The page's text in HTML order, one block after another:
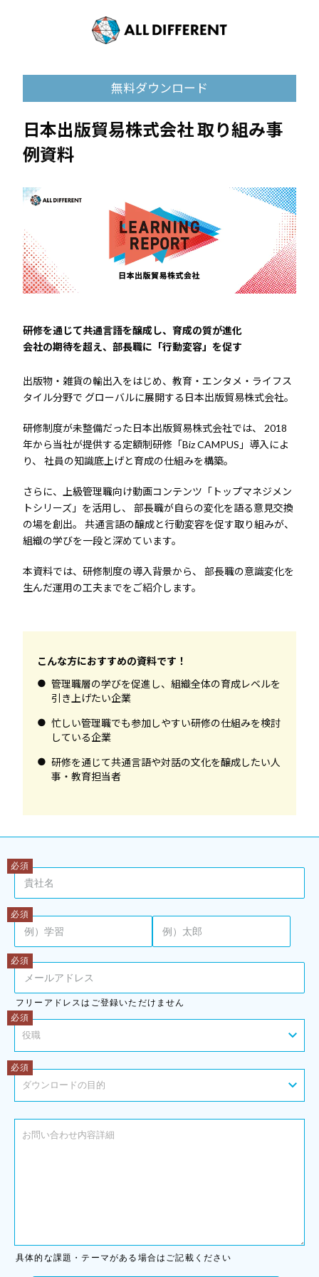
無料ダウンロード
日本出版貿易株式会社 取り組み事
例資料
研修を通じて共通言語を醸成し、育成の質が進化
会社の期待を超え、部長職に「行動変容」を促す
出版物・雑貨の輸出入をはじめ、教育・エンタメ・ライフス
タイル分野で グローバルに展開する日本出版貿易株式会社。
研修制度が未整備だった日本出版貿易株式会社では、
2018
年から当社が提供する定額制研修「Biz CAMPUS」導入によ
り、
社員の知識底上げと育成の仕組みを構築。
さらに、上級管理職向け動画コンテンツ「トップマネジメン
トシリーズ」を活用し、
部長職が自らの変化を語る意見交換
の場を創出。
共通言語の醸成と行動変容を促す取り組みが、
組織の学びを一段と深めています。
本資料では、研修制度の導入背景から、
部長職の意識変化を
生んだ運用の工夫までをご紹介します。
こんな方におすすめの資料です！
管理職層の学びを促進し、組織全体の育成レベルを
引き上げたい企業
忙しい管理職でも参加しやすい研修の仕組みを検討
している企業
研修を通じて共通言語や対話の文化を醸成したい人
事・教育担当者